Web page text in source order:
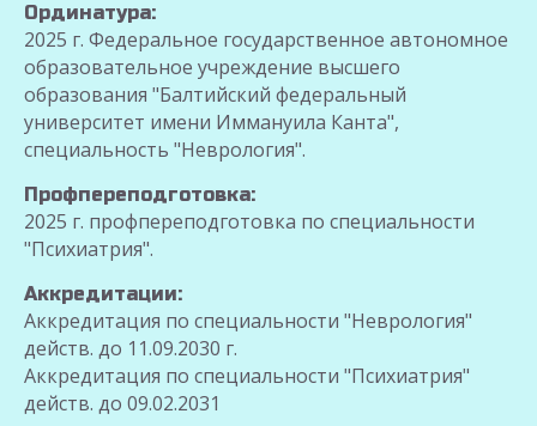
Ординатура:
2025 г. Федеральное государственное автономное
образовательное учреждение высшего
образования "Балтийский федеральный
университет имени Иммануила Канта",
специальность "Неврология".
Профпереподготовка:
2025 г. профпереподготовка по специальности
"Психиатрия".
Аккредитации:
Аккредитация по специальности "Неврология"
действ. до 11.09.2030 г.
Аккредитация по специальности "Психиатрия"
действ. до 09.02.2031